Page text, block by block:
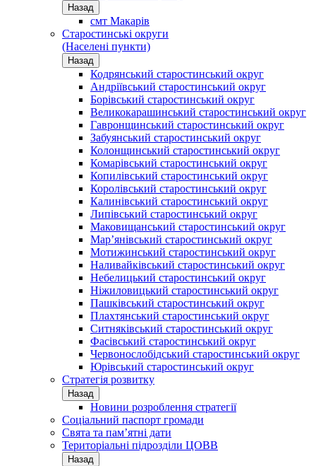
Назад
смт Макарів
Старостинські округи
(Населені пункти)
Назад
Кодрянський старостинський округ
Андріївський старостинський округ
Борівський старостинський округ
Великокарашинський старостинський округ
Гавронщинський старостинський округ
Забуянський старостинський округ
Колонщинський старостинський округ
Комарівський старостинський округ
Копилівський старостинський округ
Королівський старостинський округ
Калинівський старостинський округ
Липівський старостинський округ
Маковищанський старостинський округ
Мар’янівський старостинський округ
Мотижинський старостинський округ
Наливайківський старостинський округ
Небелицький старостинський округ
Ніжиловицький старостинський округ
Пашківський старостинський округ
Плахтянський старостинський округ
Ситняківський старостинський округ
Фасівський старостинський округ
Червонослобідський старостинський округ
Юрівський старостинський округ
Стратегія розвитку
Назад
Новини розроблення стратегії
Соціальний паспорт громади
Свята та пам’ятні дати
Територіальні підрозділи ЦОВВ
Назад